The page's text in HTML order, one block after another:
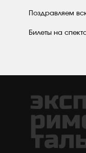
Поздравляем
Билеты на